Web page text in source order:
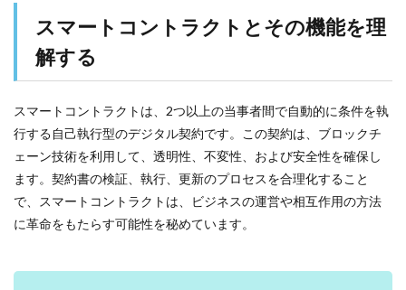
スマートコントラクトとその機能を理
解する
スマートコントラクトは、2つ以上の当事者間で自動的に条件を執
行する自己執行型のデジタル契約です。この契約は、ブロックチ
ェーン技術を利用して、透明性、不変性、および安全性を確保し
ます。契約書の検証、執行、更新のプロセスを合理化すること
で、スマートコントラクトは、ビジネスの運営や相互作用の方法
に革命をもたらす可能性を秘めています。